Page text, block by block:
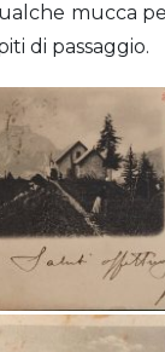
mucca
di passaggio.